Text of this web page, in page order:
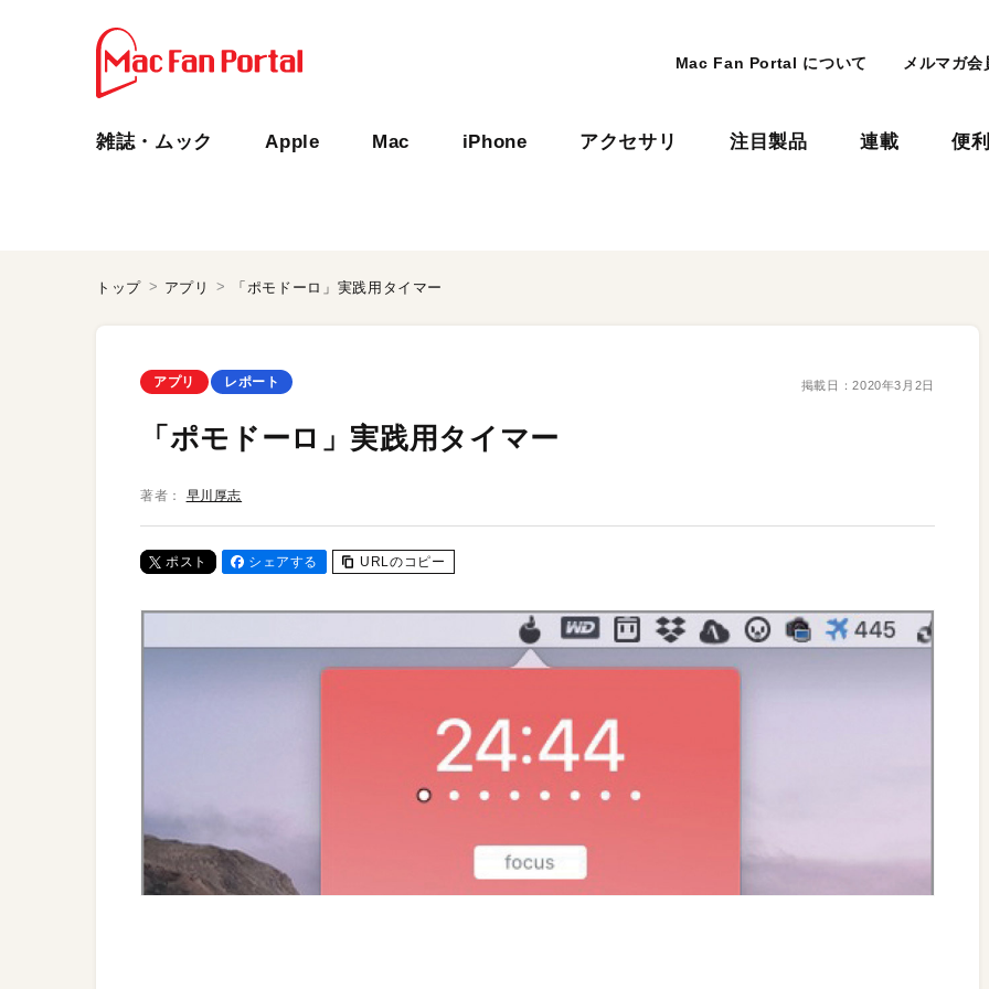
Mac Fan Portal について メルマガ会
雑誌・ムック Apple Mac iPhone アクセサリ 注目製品 連載 便
トップ アプリ 「ポモドーロ」実践用タイマー
アプリ レポート 掲載日：2020年3月2日
「ポモドーロ」実践用タイマー
著者： 早川厚志
ポスト シェアする URLのコピー